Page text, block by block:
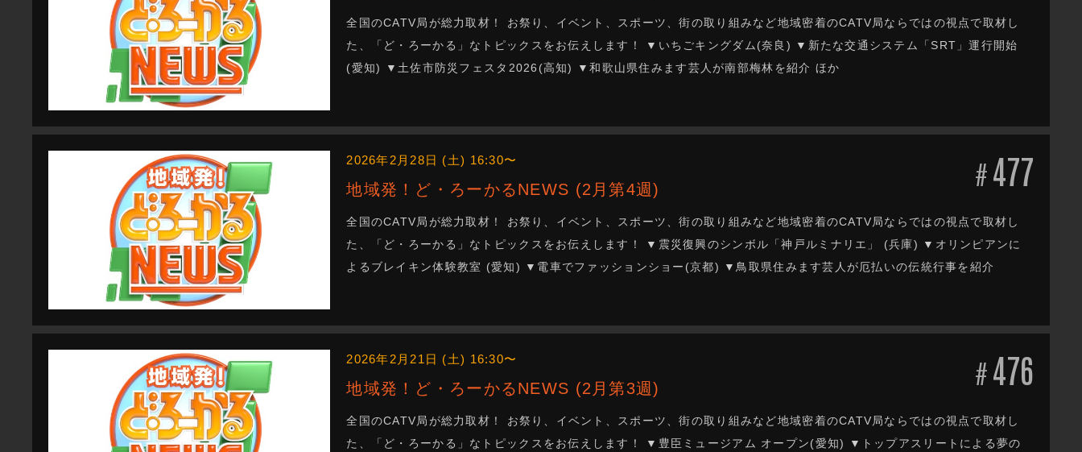
全国のCATV局が総力取材！ お祭り、イベント、スポーツ、街の取り組みなど地域密着のCATV局ならではの視点で取材し
た、「ど・ろーかる」なトピックスをお伝えします！ ▼いちごキングダム(奈良) ▼新たな交通システム「SRT」運行開始
(愛知) ▼土佐市防災フェスタ2026(高知) ▼和歌山県住みます芸人が南部梅林を紹介 ほか
#477
2026年2月28日 (土) 16:30〜
地域発！ど・ろーかるNEWS (2月第4週)
全国のCATV局が総力取材！ お祭り、イベント、スポーツ、街の取り組みなど地域密着のCATV局ならではの視点で取材し
た、「ど・ろーかる」なトピックスをお伝えします！ ▼震災復興のシンボル「神戸ルミナリエ」 (兵庫) ▼オリンピアンに
よるブレイキン体験教室 (愛知) ▼電車でファッションショー(京都) ▼鳥取県住みます芸人が厄払いの伝統行事を紹介
#476
2026年2月21日 (土) 16:30〜
地域発！ど・ろーかるNEWS (2月第3週)
全国のCATV局が総力取材！ お祭り、イベント、スポーツ、街の取り組みなど地域密着のCATV局ならではの視点で取材し
た、「ど・ろーかる」なトピックスをお伝えします！ ▼豊臣ミュージアム オープン(愛知) ▼トップアスリートによる夢の